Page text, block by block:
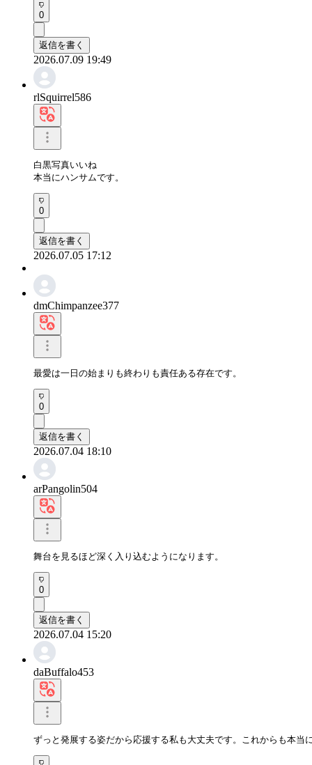
0
返信を書く
2026.07.09 19:49
rlSquirrel586
白黒写真いいね
本当にハンサムです。
0
返信を書く
2026.07.05 17:12
dmChimpanzee377
最愛は一日の始まりも終わりも責任ある存在です。
0
返信を書く
2026.07.04 18:10
arPangolin504
舞台を見るほど深く入り込むようになります。
0
返信を書く
2026.07.04 15:20
daBuffalo453
ずっと発展する姿だから応援する私も大丈夫です。これからも本当